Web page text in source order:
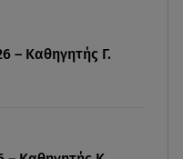
– Καθηγητής Γ.